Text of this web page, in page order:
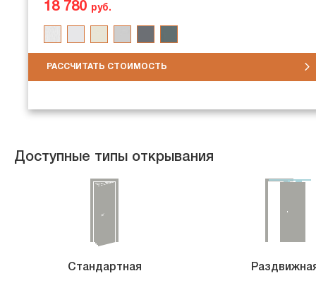
18 780 руб.
РАССЧИТАТЬ СТОИМОСТЬ
Доступные типы открывания
Стандартная